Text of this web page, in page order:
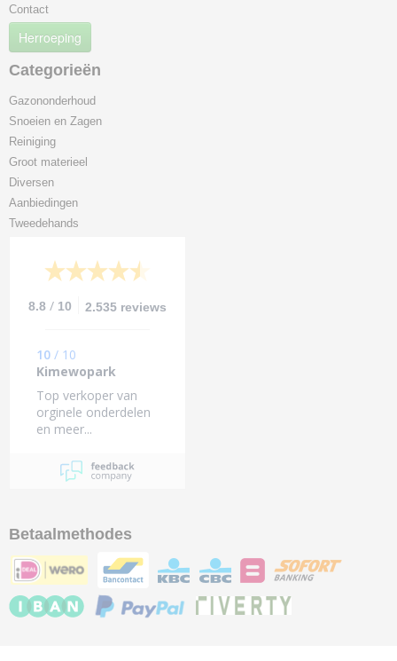
Contact
Herroeping
Categorieën
Gazononderhoud
Snoeien en Zagen
Reiniging
Groot materieel
Diversen
Aanbiedingen
Tweedehands
8.8 / 10 2.535 reviews
10 / 10
Kimewopark
Top verkoper van
orginele onderdelen
en meer...
Betaalmethodes